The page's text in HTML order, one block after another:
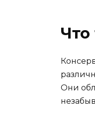
Они